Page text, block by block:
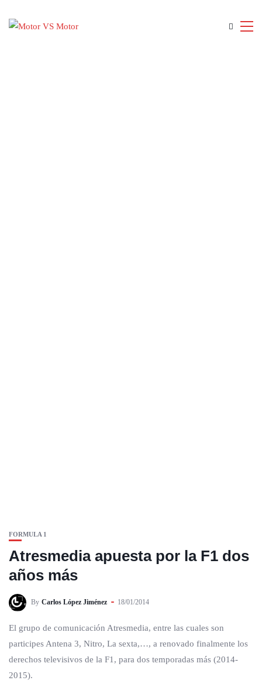
FORMULA 1
Atresmedia apuesta por la F1 dos
años más
By Carlos López Jiménez 18/01/2014
El grupo de comunicación Atresmedia, entre las cuales son
participes Antena 3, Nitro, La sexta,…, a renovado finalmente los
derechos televisivos de la F1, para dos temporadas más (2014-
2015).